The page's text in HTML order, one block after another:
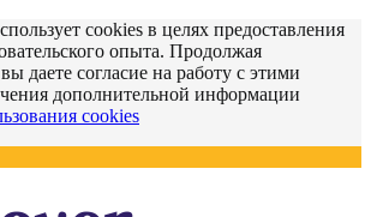
cookies в целях предоставления
опыта. Продолжая
даете согласие на работу с этими
дополнительной информации
cookies